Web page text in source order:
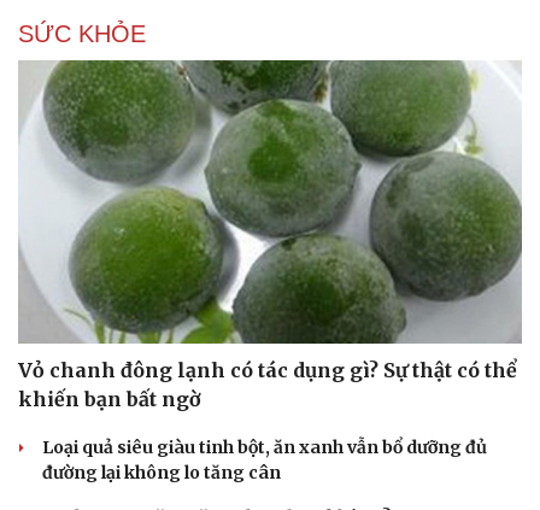
SỨC KHỎE
Vỏ chanh đông lạnh có tác dụng gì? Sự thật có thể
khiến bạn bất ngờ
Loại quả siêu giàu tinh bột, ăn xanh vẫn bổ dưỡng đủ
đường lại không lo tăng cân